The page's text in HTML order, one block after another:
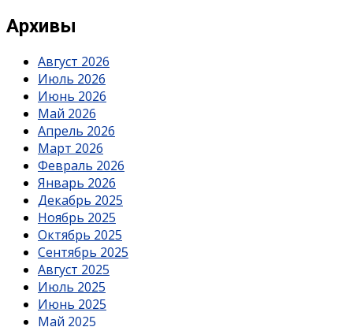
Архивы
Август 2026
Июль 2026
Июнь 2026
Май 2026
Апрель 2026
Март 2026
Февраль 2026
Январь 2026
Декабрь 2025
Ноябрь 2025
Октябрь 2025
Сентябрь 2025
Август 2025
Июль 2025
Июнь 2025
Май 2025